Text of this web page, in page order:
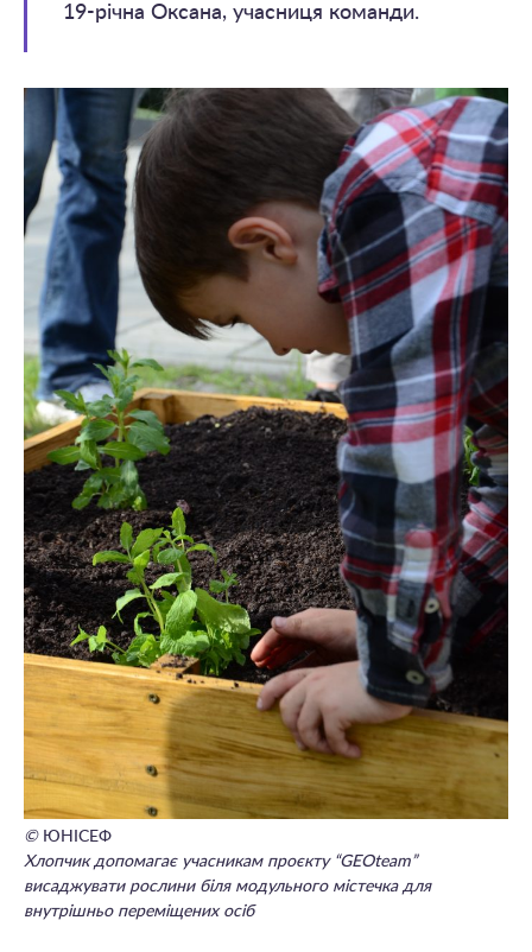
19-річна Оксана, учасниця команди.
© ЮНІСЕФ
Хлопчик допомагає учасникам проєкту “GEOteam”
висаджувати рослини біля модульного містечка для
внутрішньо переміщених осіб